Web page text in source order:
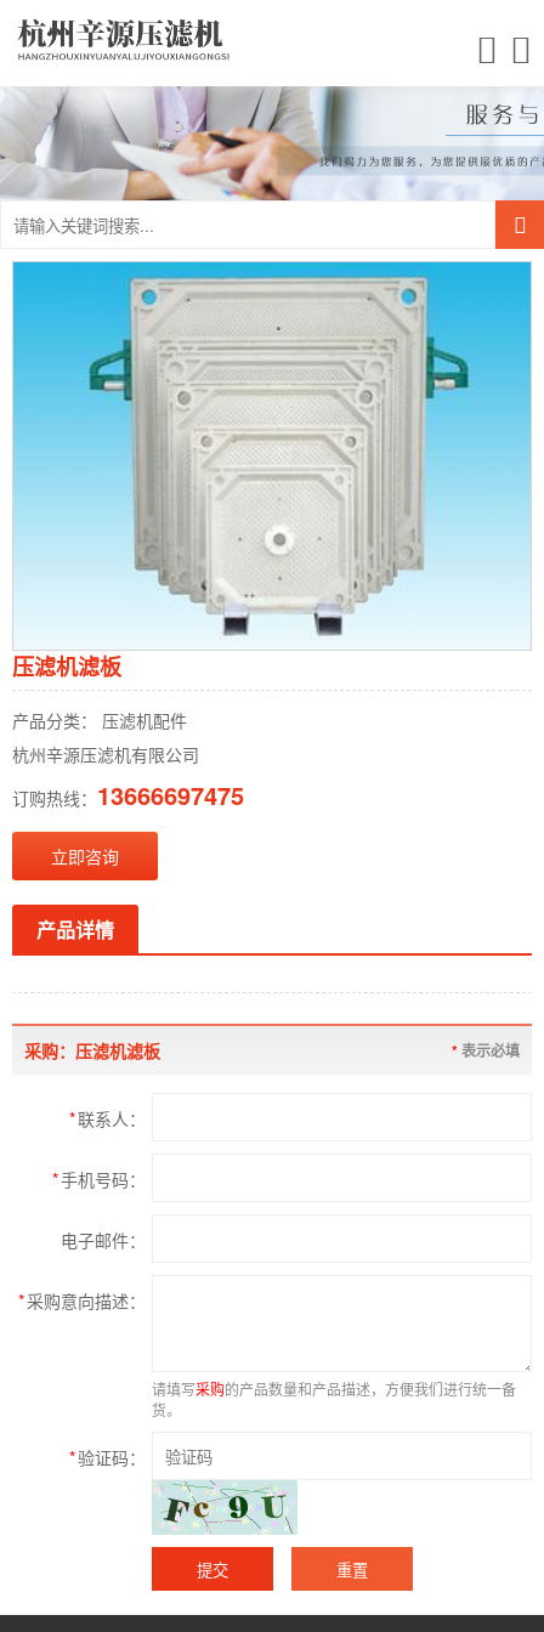
压滤机滤板
产品分类： 压滤机配件
杭州辛源压滤机有限公司
订购热线： 13666697475
立即咨询
产品详情
采购：压滤机滤板 *表示必填
*联系人：
*手机号码：
电子邮件：
*采购意向描述：
请填写采购的产品数量和产品描述，方便我们进行统一备
货。
*验证码：